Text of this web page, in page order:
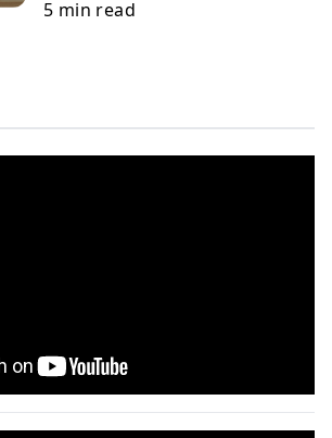
5 min read